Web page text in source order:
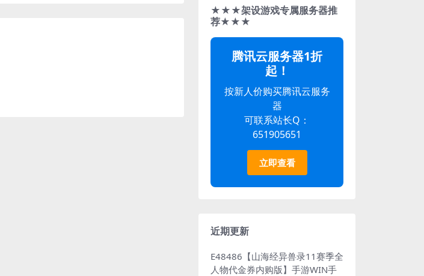
★★★架设游戏专属服务器推
荐★★★
腾讯云服务器1折
起！
按新人价购买腾讯云服务
器
可联系站长Q：
651905651
立即查看
近期更新
E48486【山海经异兽录11赛季全
人物代金券内购版】手游WIN手